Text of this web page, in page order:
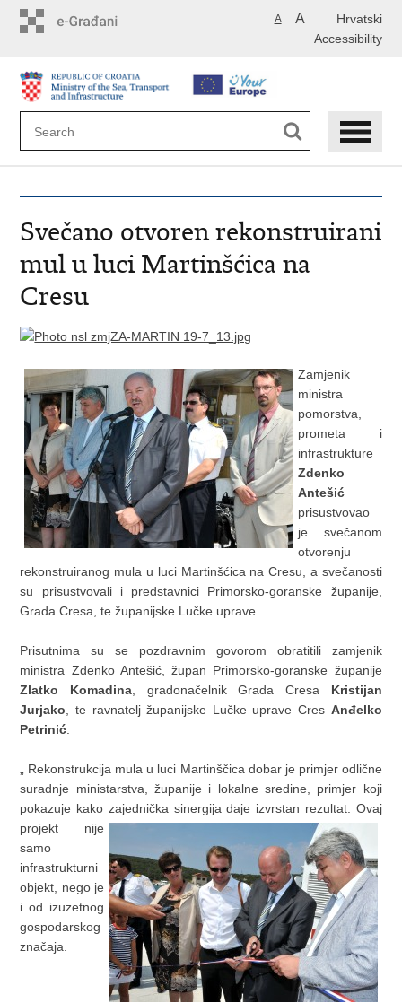
Hrvatski
A A
Accessibility
Svečano otvoren rekonstruirani
mul u luci Martinšćica na
Cresu
Zamjenik
ministra
pomorstva,
prometa i
infrastrukture
Zdenko
Antešić
prisustvovao
je svečanom
otvorenju
rekonstruiranog mula u luci Martinšćica na Cresu, a svečanosti
su prisustvovali i predstavnici Primorsko-goranske županije,
Grada Cresa, te županijske Lučke uprave.
Prisutnima su se pozdravnim govorom obratitili zamjenik
ministra Zdenko Antešić, župan Primorsko-goranske županije
Zlatko Komadina, gradonačelnik Grada Cresa Kristijan
Jurjako, te ravnatelj županijske Lučke uprave Cres Anđelko
Petrinić.
„ Rekonstrukcija mula u luci Martinščica dobar je primjer odlične
suradnje ministarstva, županije i lokalne sredine, primjer koji
pokazuje kako zajednička sinergija daje izvrstan rezultat. Ovaj
projekt nije
samo
infrastrukturni
objekt, nego je
i od izuzetnog
gospodarskog
značaja.